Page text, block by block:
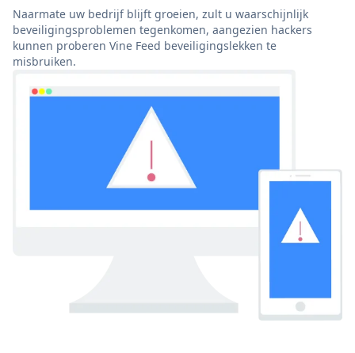
Naarmate uw bedrijf blijft groeien, zult u waarschijnlijk
beveiligingsproblemen tegenkomen, aangezien hackers
kunnen proberen Vine Feed beveiligingslekken te
misbruiken.